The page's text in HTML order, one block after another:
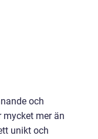
och
mer än
unikt och